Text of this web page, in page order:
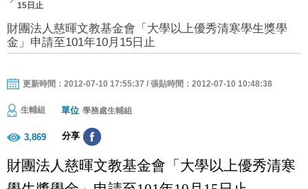
15日止
財團法人慈暉文教基金會「大學以上優秀清寒學生獎學
金」申請至101年10月15日止
更新時間：2012-07-10 17:55:37 / 張貼時間：2012-07-10 10:48:38
生輔組 單位 學務處生輔組
3,869 分享
財團法人慈暉文教基金會「大學以上優秀清寒